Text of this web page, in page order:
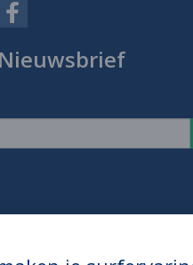
Nieuwsbrief